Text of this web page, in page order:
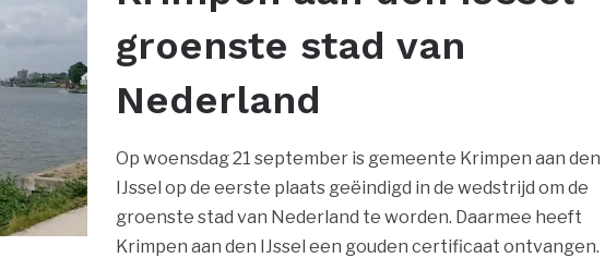
groenste stad van
Nederland
Op woensdag 21 september is gemeente Krimpen aan den
IJssel op de eerste plaats geëindigd in de wedstrijd om de
groenste stad van Nederland te worden. Daarmee heeft
Krimpen aan den IJssel een gouden certificaat ontvangen.